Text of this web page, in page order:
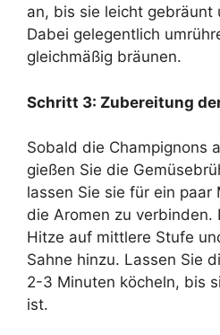
an, bis sie leicht gebräunt
Dabei gelegentlich
gleichmäßig bräunen.
Schritt 3: Zubereitung
Sobald die Champignons
gießen Sie die
lassen Sie sie für ein paar
die Aromen zu verbinden.
Hitze auf mittlere Stufe
Sahne hinzu. Lassen Sie
2-3 Minuten köcheln, bis
ist.